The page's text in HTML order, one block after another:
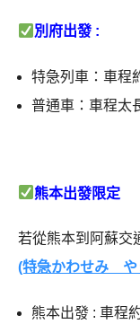
別府出發 :
特急列車：車程
普通車：車程太
熊本出發限定
若從熊本到阿蘇交
(特急かわせみ や
熊本出發 : 車程